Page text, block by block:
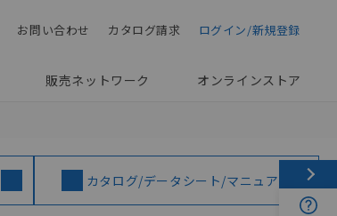
検索 ログイン/新規登録
カタログ請求
お問い合わせ
販売ネットワーク オンラインストア
カタログ/データシート/マニュアル